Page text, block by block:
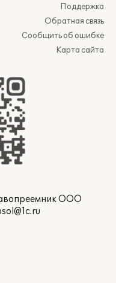
Поддержка
Обратная связь
Сообщить об ошибке
Карта сайта
ООО